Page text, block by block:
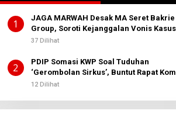
1
JAGA MARWAH Desak MA Seret Bakrie
Group, Soroti Kejanggalan Vonis Kasus
37 Dilihat
2
PDIP Somasi KWP Soal Tuduhan
‘Gerombolan Sirkus’, Buntut Rapat
Dipimpin Sufmi Dasco Ahmad
12 Dilihat